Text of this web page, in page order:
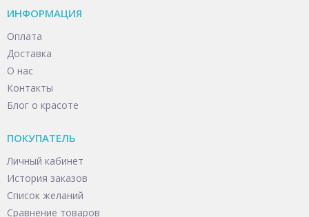
ИНФОРМАЦИЯ
Оплата
Доставка
О нас
Контакты
Блог о красоте
ПОКУПАТЕЛЬ
Личный кабинет
История заказов
Список желаний
Сравнение товаров